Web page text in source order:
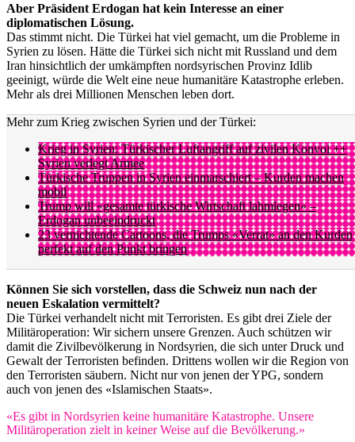
Aber Präsident Erdogan hat kein Interesse an einer
diplomatischen Lösung.
Das stimmt nicht. Die Türkei hat viel gemacht, um die Probleme in
Syrien zu lösen. Hätte die Türkei sich nicht mit Russland und dem
Iran hinsichtlich der umkämpften nordsyrischen Provinz Idlib
geeinigt, würde die Welt eine neue humanitäre Katastrophe erleben.
Mehr als drei Millionen Menschen leben dort.
Mehr zum Krieg zwischen Syrien und der Türkei:
Krieg in Syrien: Türkischer Luftangriff auf zivilen Konvoi ++
Syrien verlegt Armee
Türkische Truppen in Syrien einmarschiert – Kurden machen
mobil
Trump will «gesamte türkische Wirtschaft lahmlegen» –
Erdogan unbeeindruckt
23 vernichtende Cartoons, die Trumps «Verrat» an den Kurden
perfekt auf den Punkt bringen
Können Sie sich vorstellen, dass die Schweiz nun nach der
neuen Eskalation vermittelt?
Die Türkei verhandelt nicht mit Terroristen. Es gibt drei Ziele der
Militäroperation: Wir sichern unsere Grenzen. Auch schützen wir
damit die Zivilbevölkerung in Nordsyrien, die sich unter Druck und
Gewalt der Terroristen befinden. Drittens wollen wir die Region von
den Terroristen säubern. Nicht nur von jenen der YPG, sondern
auch von jenen des «Islamischen Staats».
«Es gibt in Nordsyrien keine humanitäre Katastrophe. Unsere
Militäroperation zielt in keiner Weise auf die Bevölkerung.»